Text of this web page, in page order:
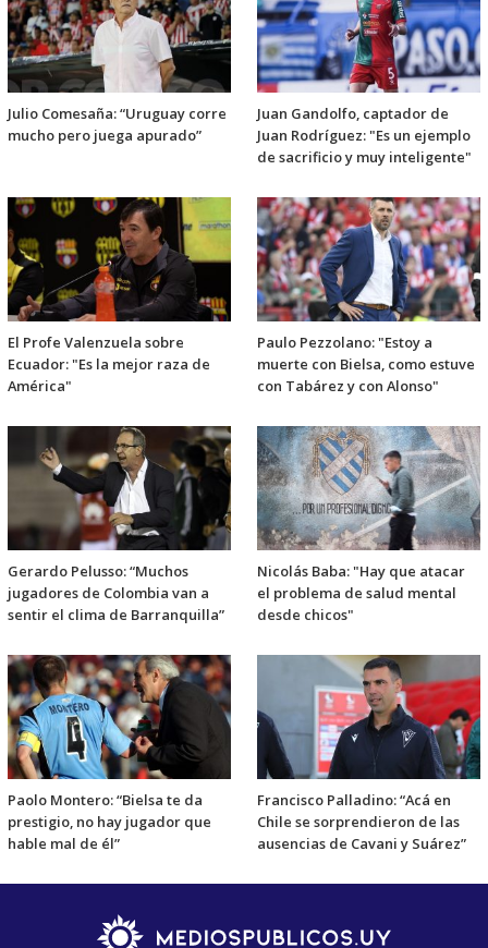
Julio Comesaña: “Uruguay corre
mucho pero juega apurado”
Juan Gandolfo, captador de
Juan Rodríguez: "Es un ejemplo
de sacrificio y muy inteligente"
El Profe Valenzuela sobre
Ecuador: "Es la mejor raza de
América"
Paulo Pezzolano: "Estoy a
muerte con Bielsa, como estuve
con Tabárez y con Alonso"
Gerardo Pelusso: “Muchos
jugadores de Colombia van a
sentir el clima de Barranquilla”
Nicolás Baba: "Hay que atacar
el problema de salud mental
desde chicos"
Paolo Montero: “Bielsa te da
prestigio, no hay jugador que
hable mal de él”
Francisco Palladino: “Acá en
Chile se sorprendieron de las
ausencias de Cavani y Suárez”